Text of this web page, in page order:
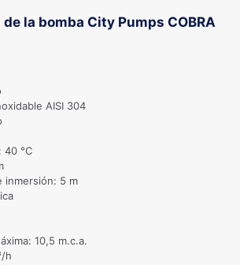
de la bomba City Pumps COBRA
AISI 304
40 °C
inmersión: 5 m
10,5 m.c.a.
h